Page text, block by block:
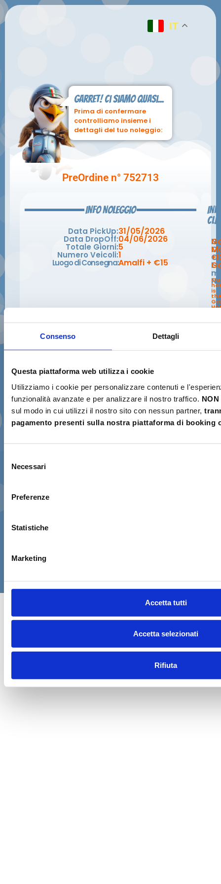
Consenso Dettagli
Questa piattaforma web utilizza i cookie
Utilizziamo i cookie per personalizzare contenuti e
funzionalità avanzate e per analizzare il nostro traffico.
sul modo in cui utilizzi il nostro sito con nessun partner,
pagamento presenti sulla nostra piattaforma di booking
delNecessari
Preferenze
Statistiche
Marketing
Accetta tutti
Accetta selezionati
Rifiuta
IT
Garret! ci siamo quasi...
Prima di confermare
controlliamo insieme i
dettagli del tuo noleggio:
PreOrdine n° 752713
INFO NOLEGGIO
Data PickUp:31/05/2026
Data DropOff:04/06/2026
Totale Giorni:5
Numero Veicoli:1
Luogo di Consegna:Amalfi + €15 E-
is
Prima di confermare il
per il ritiro e la guida dello scooter.
✓ Confermo di avere unareale esperienza
nella guida di scooter o motociclie di
essere in grado di manovrare il veicolo in
sicurezza.
pratico di sicurezza
verificato questi requisiti e di aver letto le